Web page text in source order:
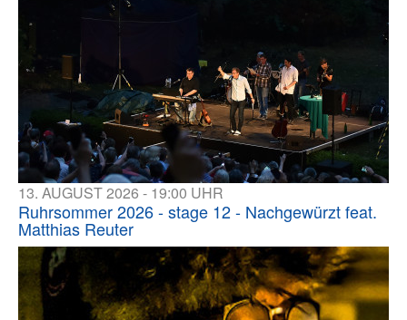
13. AUGUST 2026 - 19:00 UHR
Ruhrsommer 2026 - stage 12 - Nachgewürzt feat.
Matthias Reuter